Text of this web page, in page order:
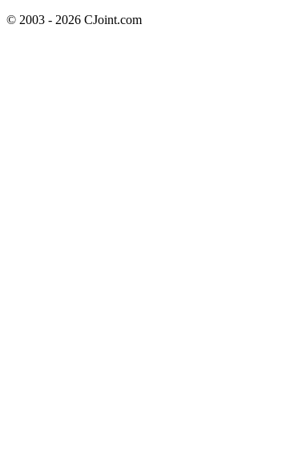
© 2003 - 2026 CJoint.com